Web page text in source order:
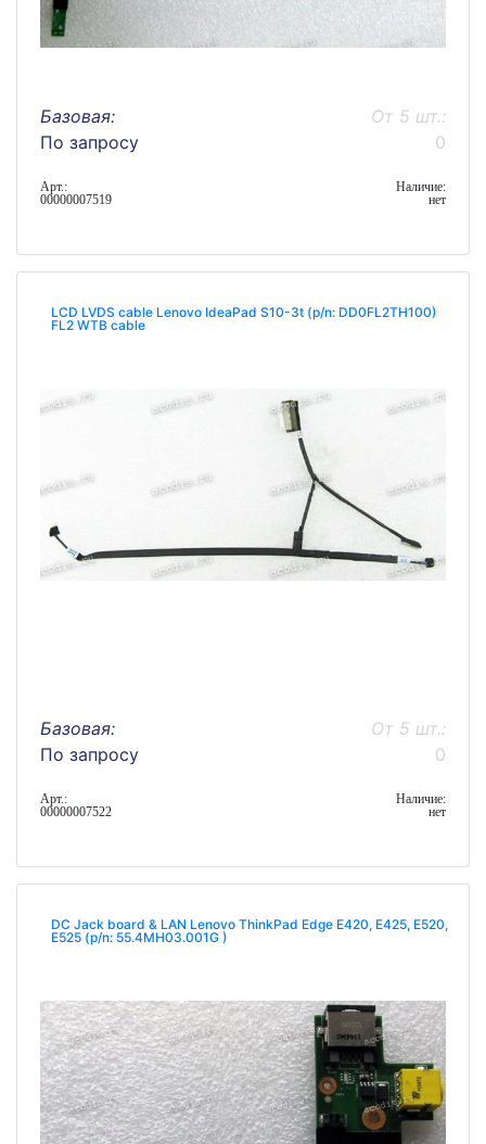
Базовая:
По запросу
От 5 шт.:
0
Арт.:
00000007519
Наличие:
нет
LCD LVDS cable Lenovo IdeaPad S10-3t (p/n: DD0FL2TH100)
FL2 WTB cable
Базовая:
По запросу
От 5 шт.:
0
Арт.:
00000007522
Наличие:
нет
DC Jack board & LAN Lenovo ThinkPad Edge E420, E425, E520,
E525 (p/n: 55.4MH03.001G )